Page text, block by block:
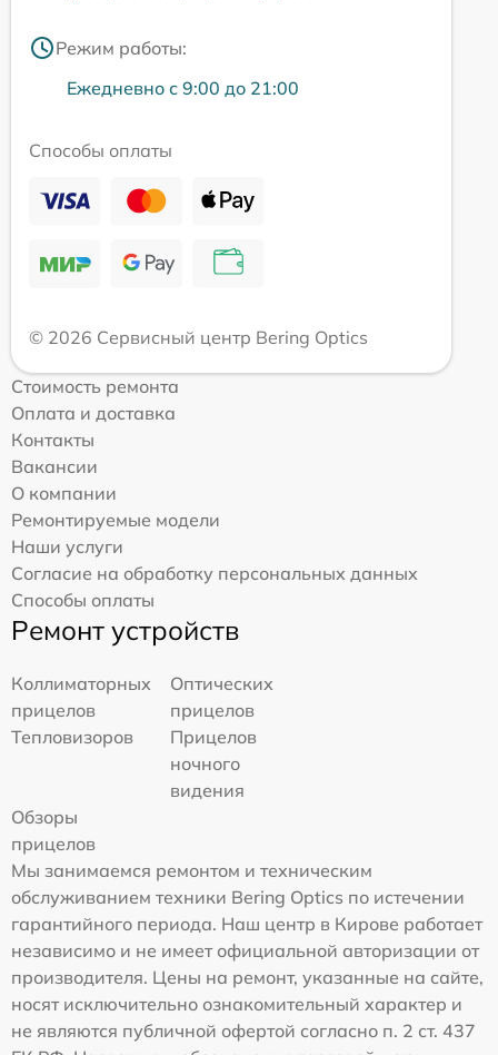
Режим работы:
Ежедневно с 9:00 до 21:00
Способы оплаты
© 2026 Сервисный центр Bering Optics
Стоимость ремонта
Оплата и доставка
Контакты
Вакансии
О компании
Ремонтируемые модели
Наши услуги
Согласие на обработку персональных данных
Способы оплаты
Ремонт устройств
Коллиматорных
прицелов
Оптических
прицелов
Тепловизоров
Прицелов
ночного
видения
Обзоры
прицелов
Мы занимаемся ремонтом и техническим
обслуживанием техники Bering Optics по истечении
гарантийного периода. Наш центр в Кирове работает
независимо и не имеет официальной авторизации от
производителя. Цены на ремонт, указанные на сайте,
носят исключительно ознакомительный характер и
не являются публичной офертой согласно п. 2 ст. 437